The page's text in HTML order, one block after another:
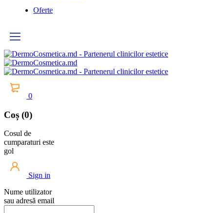
Oferte
0
Coș (0)
Cosul de
cumparaturi este
gol
Sign in
Nume utilizator
sau adresă email